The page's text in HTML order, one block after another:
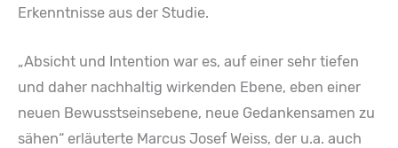
Erkenntnisse aus der Studie.
„Absicht und Intention war es, auf einer sehr tiefen
und daher nachhaltig wirkenden Ebene, eben einer
neuen Bewusstseinsebene, neue Gedankensamen zu
sähen“ erläuterte Marcus Josef Weiss, der u.a. auch